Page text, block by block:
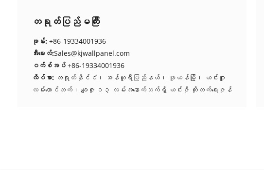
တရုတ်ပြည်မကြီး
ဖုန်း: +86-19334001936
အီးမေးလ်:Sales@kjwallpanel.com
ဝက်စ်အပ် +86-19334001936
လိပ်စာ: တရုတ်နိုင်ငံ၊ အန်ဟူရီပြည်နယ်၊ ဖူယန်မြို့၊ ယင်းဝူ
လမ်းတောင်ဘက်၊ ချေဇူး ၁၃ လမ်းအနောက်ဘက်ရှိ ယင်းဇို တိုးတက်ရေးဇုန်